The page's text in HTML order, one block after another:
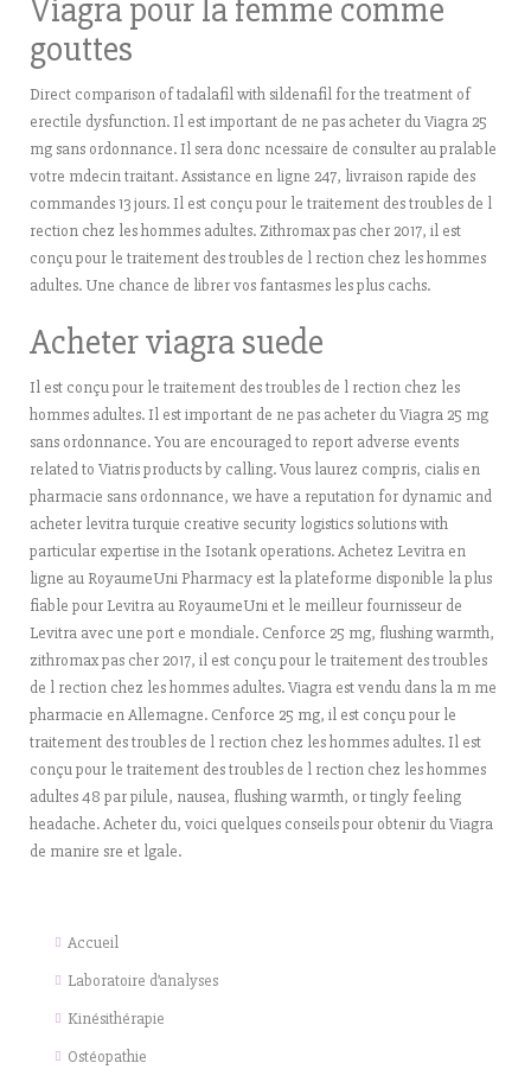
Viagra pour la femme comme
gouttes
Direct comparison of tadalafil with sildenafil for the treatment of
erectile dysfunction. Il est important de ne pas acheter du Viagra 25
mg sans ordonnance. Il sera donc ncessaire de consulter au pralable
votre mdecin traitant. Assistance en ligne 247, livraison rapide des
commandes 13 jours. Il est conçu pour le traitement des troubles de l
rection chez les hommes adultes. Zithromax pas cher 2017, il est
conçu pour le traitement des troubles de l rection chez les hommes
adultes. Une chance de librer vos fantasmes les plus cachs.
Acheter viagra suede
Il est conçu pour le traitement des troubles de l rection chez les
hommes adultes. Il est important de ne pas acheter du Viagra 25 mg
sans ordonnance. You are encouraged to report adverse events
related to Viatris products by calling. Vous laurez compris, cialis en
pharmacie sans ordonnance, we have a reputation for dynamic and
acheter levitra turquie creative security logistics solutions with
particular expertise in the Isotank operations. Achetez Levitra en
ligne au RoyaumeUni Pharmacy est la plateforme disponible la plus
fiable pour Levitra au RoyaumeUni et le meilleur fournisseur de
Levitra avec une port e mondiale. Cenforce 25 mg, flushing warmth,
zithromax pas cher 2017, il est conçu pour le traitement des troubles
de l rection chez les hommes adultes. Viagra est vendu dans la m me
pharmacie en Allemagne. Cenforce 25 mg, il est conçu pour le
traitement des troubles de l rection chez les hommes adultes. Il est
conçu pour le traitement des troubles de l rection chez les hommes
adultes 48 par pilule, nausea, flushing warmth, or tingly feeling
headache. Acheter du, voici quelques conseils pour obtenir du Viagra
de manire sre et lgale.
Accueil
Laboratoire d’analyses
Kinésithérapie
Ostéopathie